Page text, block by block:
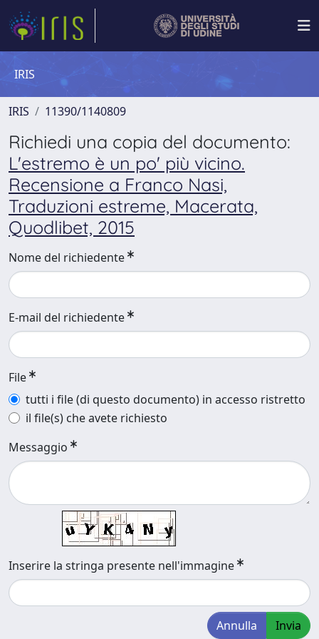
IRIS
IRIS 11390/1140809
Richiedi una copia del documento:
L'estremo è un po' più vicino.
Recensione a Franco Nasi,
Traduzioni estreme, Macerata,
Quodlibet, 2015
Nome del richiedente
E-mail del richiedente
File
tutti i file (di questo documento) in accesso ristretto
il file(s) che avete richiesto
Messaggio
Inserire la stringa presente nell'immagine
Annulla Invia